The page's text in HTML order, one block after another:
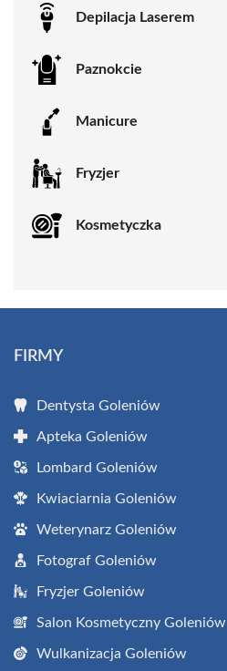
Depilacja Laserem
Paznokcie
Manicure
Fryzjer
Kosmetyczka
FIRMY
Dentysta Goleniów
Apteka Goleniów
Lombard Goleniów
Kwiaciarnia Goleniów
Weterynarz Goleniów
Fotograf Goleniów
Fryzjer Goleniów
Salon Kosmetyczny Goleniów
Wulkanizacja Goleniów